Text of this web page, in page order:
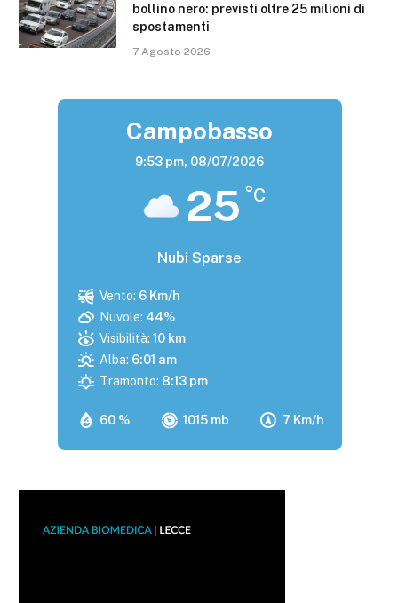
bollino nero: previsti oltre 25 milioni di
spostamenti
7 Agosto 2026
Campobasso
9:53 pm, 08/07/2026
25 °C
Nubi Sparse
60 % 1015 mb 7 Km/h
Vento: 6 Km/h
Nuvole: 44%
Visibilità: 10 km
Alba: 6:01 am
Tramonto: 8:13 pm